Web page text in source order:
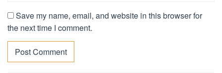
Save my name, email, and website in this browser for
the next time I comment.